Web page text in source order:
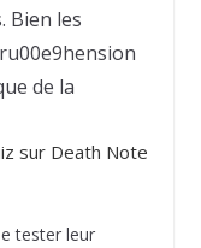
Bien les
de la
sur Death Note
tester leur